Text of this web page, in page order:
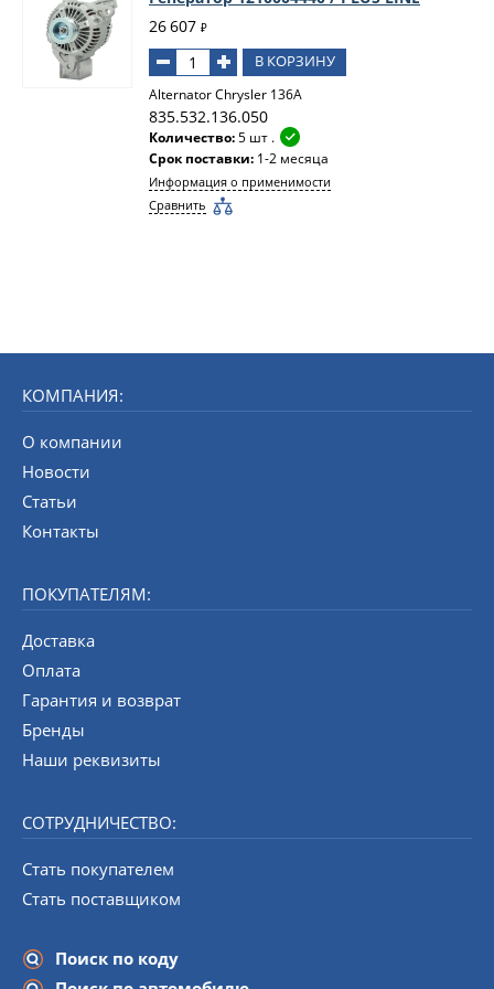
26 607 ₽
В КОРЗИНУ
Alternator Chrysler 136A
835.532.136.050
Количество:5 шт .
Срок поставки: 1-2 месяца
Информация о применимости
Сравнить
СОТРУДНИЧЕСТВО:
Стать покупателем
Стать поставщиком
Поиск по коду
КОМПАНИЯ:
О компании
Новости
Статьи
Контакты
ПОКУПАТЕЛЯМ:
Доставка
Оплата
Гарантия и возврат
Бренды
Наши реквизиты